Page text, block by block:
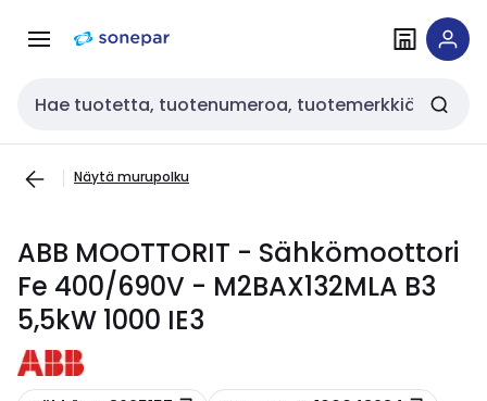
navigointiinsisältöön
Haku
Näytä murupolku
ABB MOOTTORIT - Sähkömoottori
Fe 400/690V - M2BAX132MLA B3
5,5kW 1000 IE3